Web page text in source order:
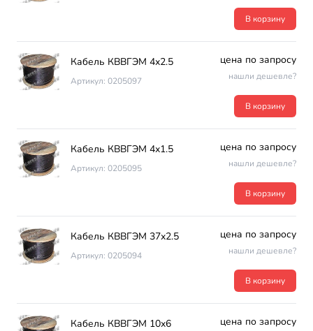
В корзину
Кабель КВВГЭМ 4х2.5
Артикул: 0205097
цена по запросу
нашли дешевле?
В корзину
Кабель КВВГЭМ 4х1.5
Артикул: 0205095
цена по запросу
нашли дешевле?
В корзину
Кабель КВВГЭМ 37х2.5
Артикул: 0205094
цена по запросу
нашли дешевле?
В корзину
Кабель КВВГЭМ 10х6 цена по запросу